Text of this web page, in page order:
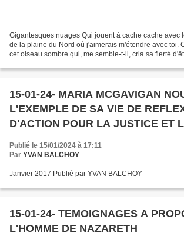
Gigantesques nuages Qui jouent à cache cache avec
de la plaine du Nord où j'aimerais m'étendre avec toi.
cet oiseau sombre qui, me semble-t-il, cria sa fierté
15-01-24- MARIA MCGAVIGAN
L'EXEMPLE DE SA VIE DE
D'ACTION POUR LA JUSTICE ET
FRATERNITE HUMAINE NOUS
NOUS POUSSE EN AVANT. MERCI
NOTRE CHAGRIN EST GRAND
Publié le 15/01/2024 à 17:11
Par YVAN BALCHOY
Janvier 2017 Publié par YVAN BALCHOY
15-01-24- TEMOIGNAGES A
L'HOMME DE NAZARETH